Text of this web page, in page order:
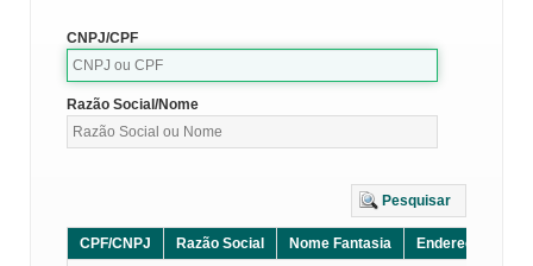
CNPJ/CPF
Razão Social/Nome
Pesquisar
CPF/CNPJ Razão Social Nome Fantasia Endereço